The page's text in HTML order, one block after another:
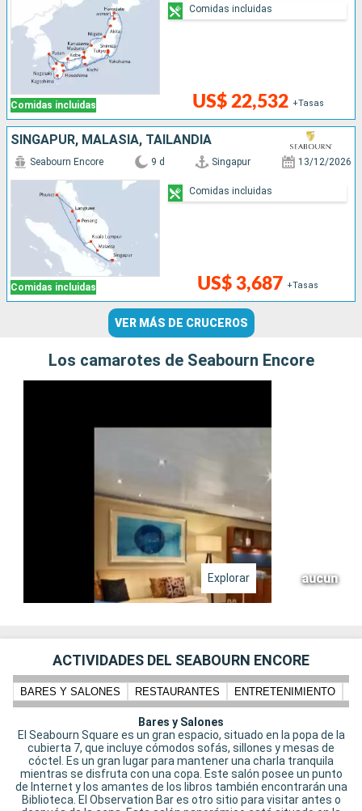
Comidas incluidas US$ 22,532 +Tasas
Comidas incluidas
SINGAPUR, MALASIA, TAILANDIA
Comidas incluidas
Seabourn Encore 9 d Singapur 13/12/2026
US$ 3,687 +Tasas
Comidas incluidas
VER MÁS DE CRUCEROS
Los camarotes de Seabourn Encore
Explorar aucun
ACTIVIDADES DEL SEABOURN ENCORE
BARES Y SALONES RESTAURANTES ENTRETENIMIENTO
Bares y Salones
El Seabourn Square es un gran espacio, situado en la popa de la
cubierta 7, que incluye cómodos sofás, sillones y mesas de
cóctel. Es un gran lugar para mantener una charla tranquila
mientras se disfruta con una copa. Este salón posee un punto
de Internet y los amantes de los libros también encontrarán una
Biblioteca. El Observation Bar es otro sitio para visitar antes o